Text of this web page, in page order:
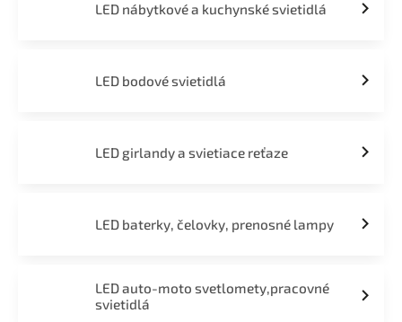
LED nábytkové a kuchynské svietidlá
LED bodové svietidlá
LED girlandy a svietiace reťaze
LED baterky, čelovky, prenosné lampy
LED auto-moto svetlomety,pracovné
svietidlá